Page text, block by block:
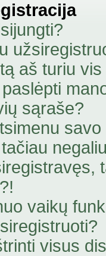
aš turiu
sąraše?
vaikų
visus